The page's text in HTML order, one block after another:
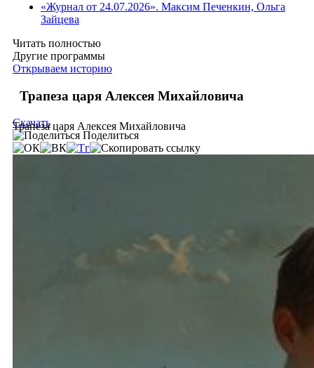
«Журнал от 24.07.2026». Максим Печенкин, Ольга
Зайцева
Читать полностью
Другие программы
Открываем историю
Трапеза царя Алексея Михайловича
Трапеза царя Алексея Михайловича
Скачать
Поделиться